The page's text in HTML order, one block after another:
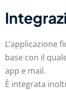
L’applicazione
base con il
app e mail.
È integrata